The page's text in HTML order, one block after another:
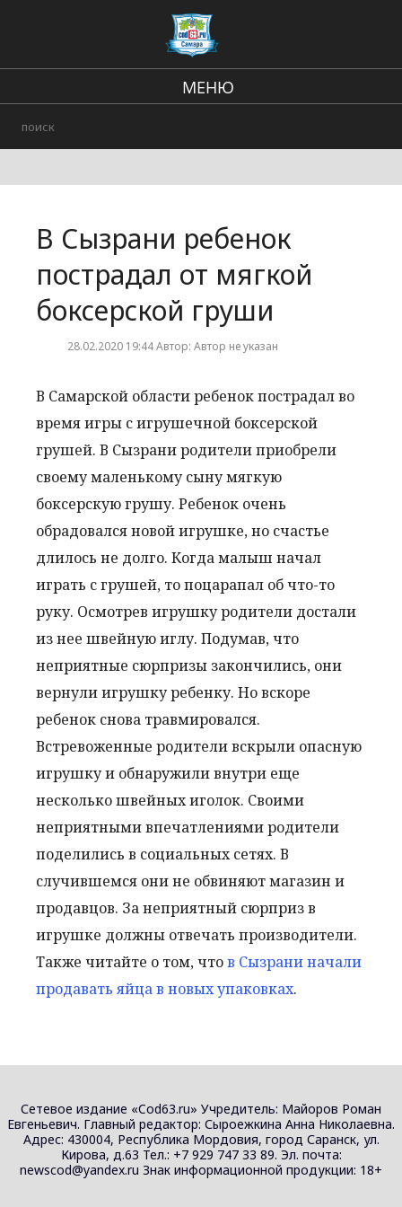
МЕНЮ
Городские события
В Сызрани ребенок
пострадал от мягкой
боксерской груши
28.02.2020 19:44 Автор: Автор не указан
В Самарской области ребенок пострадал во
время игры с игрушечной боксерской
грушей. В Сызрани родители приобрели
своему маленькому сыну мягкую
боксерскую грушу. Ребенок очень
обрадовался новой игрушке, но счастье
длилось не долго. Когда малыш начал
играть с грушей, то поцарапал об что-то
руку. Осмотрев игрушку родители достали
из нее швейную иглу. Подумав, что
неприятные сюрпризы закончились, они
вернули игрушку ребенку. Но вскоре
ребенок снова травмировался.
Встревоженные родители вскрыли опасную
игрушку и обнаружили внутри еще
несколько швейных иголок. Своими
неприятными впечатлениями родители
поделились в социальных сетях. В
случившемся они не обвиняют магазин и
продавцов. За неприятный сюрприз в
игрушке должны отвечать производители.
Также читайте о том, чтов Сызрани начали
продавать яйца в новых упаковках.
Сетевое издание «Cod63.ru» Учредитель: Майоров Роман
Евгеньевич. Главный редактор: Сыроежкина Анна Николаевна.
Адрес: 430004, Республика Мордовия, город Саранск, ул.
Кирова, д.63 Тел.: +7 929 747 33 89. Эл. почта:
newscod@yandex.ru Знак информационной продукции: 18+